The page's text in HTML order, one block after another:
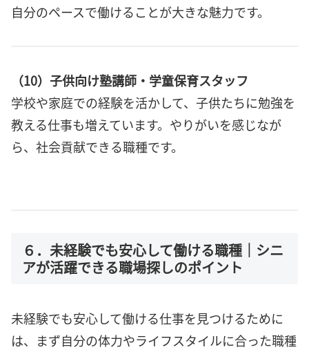
自分のペースで働けることが大きな魅力です。
（10）子供向け塾講師・学童保育スタッフ
学校や家庭での経験を活かして、子供たちに勉強を
教える仕事も増えています。やりがいを感じなが
ら、社会貢献できる職種です。
６．未経験でも安心して働ける職種｜シニ
アが活躍できる職場探しのポイント
未経験でも安心して働ける仕事を見つけるために
は、まず自分の体力やライフスタイルに合った職種